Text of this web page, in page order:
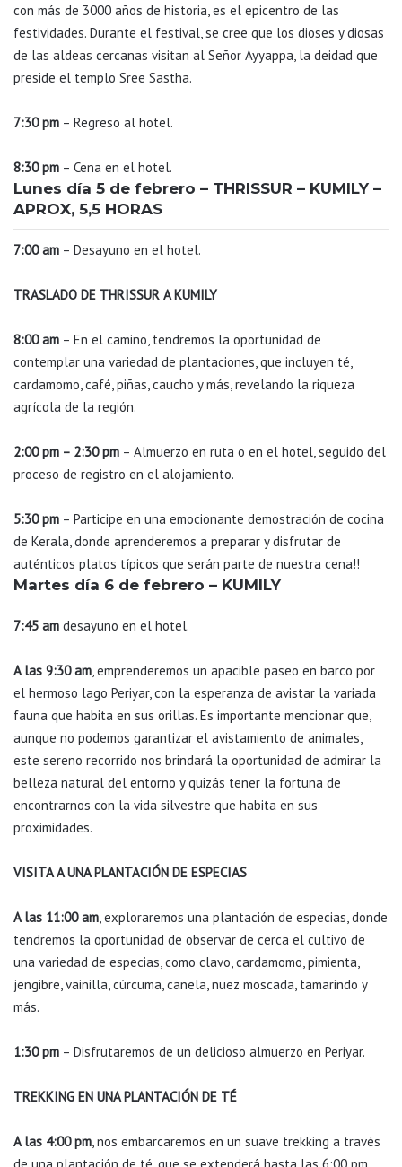
con más de 3000 años de historia, es el epicentro de las
festividades. Durante el festival, se cree que los dioses y diosas
de las aldeas cercanas visitan al Señor Ayyappa, la deidad que
preside el templo Sree Sastha.
7:30 pm – Regreso al hotel.
8:30 pm – Cena en el hotel.
Lunes día 5 de febrero – THRISSUR – KUMILY –
APROX, 5,5 HORAS
7:00 am – Desayuno en el hotel.
TRASLADO DE THRISSUR A KUMILY
8:00 am – En el camino, tendremos la oportunidad de
contemplar una variedad de plantaciones, que incluyen té,
cardamomo, café, piñas, caucho y más, revelando la riqueza
agrícola de la región.
2:00 pm – 2:30 pm – Almuerzo en ruta o en el hotel, seguido del
proceso de registro en el alojamiento.
5:30 pm – Participe en una emocionante demostración de cocina
de Kerala, donde aprenderemos a preparar y disfrutar de
auténticos platos típicos que serán parte de nuestra cena!!
Martes día 6 de febrero – KUMILY
7:45 am desayuno en el hotel.
A las 9:30 am , emprenderemos un apacible paseo en barco por
el hermoso lago Periyar, con la esperanza de avistar la variada
fauna que habita en sus orillas. Es importante mencionar que,
aunque no podemos garantizar el avistamiento de animales,
este sereno recorrido nos brindará la oportunidad de admirar la
belleza natural del entorno y quizás tener la fortuna de
encontrarnos con la vida silvestre que habita en sus
proximidades.
VISITA A UNA PLANTACIÓN DE ESPECIAS
A las 11:00 am , exploraremos una plantación de especias, donde
tendremos la oportunidad de observar de cerca el cultivo de
una variedad de especias, como clavo, cardamomo, pimienta,
jengibre, vainilla, cúrcuma, canela, nuez moscada, tamarindo y
más.
1:30 pm – Disfrutaremos de un delicioso almuerzo en Periyar.
TREKKING EN UNA PLANTACIÓN DE TÉ
A las 4:00 pm , nos embarcaremos en un suave trekking a través
de una plantación de té, que se extenderá hasta las 6:00 pm,